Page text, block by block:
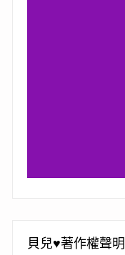
貝兒♥著作權聲明